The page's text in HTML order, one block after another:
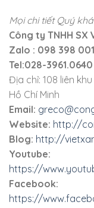
Mọi chi tiết Quý
Công ty TNHH SX
Zalo : 098 398
Tel:028-
Địa chỉ: 108 liên
Hồ Chí Minh
Email:
Website: http://
Blog: http://
Youtube:
https://
Facebook:
https://